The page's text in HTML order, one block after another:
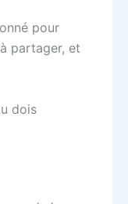
pour
partager, et
dois